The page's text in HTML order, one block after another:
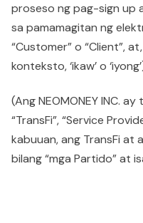
proseso ng pag-sign up
sa pamamagitan ng
“Customer” o “Client”,
konteksto, ‘ikaw’ o
(Ang NEOMONEY INC.
“TransFi”, “Service
kabuuan, ang TransFi at
bilang “mga Partido” at